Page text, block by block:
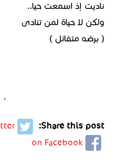
ناديت إذ اسمعت حيا..
ولكن لا حياة لمن تنادى
( برضه متفائل )
.
Share this post:
on Facebook